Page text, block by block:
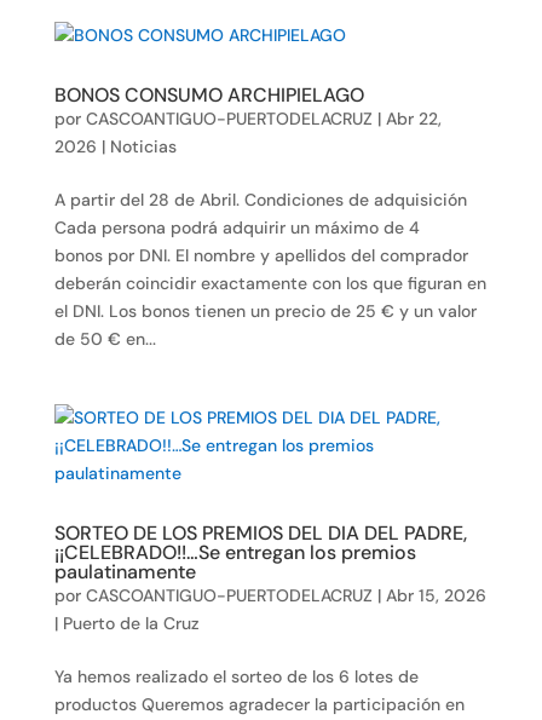
BONOS CONSUMO ARCHIPIELAGO
por CASCOANTIGUO-PUERTODELACRUZ | Abr 22,
2026 | Noticias
A partir del 28 de Abril. Condiciones de adquisición
Cada persona podrá adquirir un máximo de 4
bonos por DNI. El nombre y apellidos del comprador
deberán coincidir exactamente con los que figuran en
el DNI. Los bonos tienen un precio de 25 € y un valor
de 50 € en...
SORTEO DE LOS PREMIOS DEL DIA DEL PADRE,
¡¡CELEBRADO!!…Se entregan los premios
paulatinamente
por CASCOANTIGUO-PUERTODELACRUZ | Abr 15, 2026
| Puerto de la Cruz
Ya hemos realizado el sorteo de los 6 lotes de
productos Queremos agradecer la participación en